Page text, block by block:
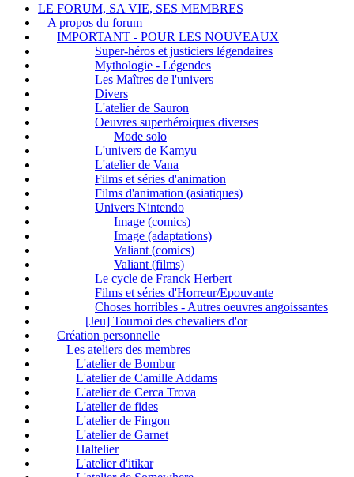
LE FORUM, SA VIE, SES MEMBRES
A propos du forum
IMPORTANT - POUR LES NOUVEAUX
Super-héros et justiciers légendaires
Mythologie - Légendes
Les Maîtres de l'univers
Divers
L'atelier de Sauron
Oeuvres superhéroiques diverses
Mode solo
L'univers de Kamyu
L'atelier de Vana
Films et séries d'animation
Films d'animation (asiatiques)
Univers Nintendo
Image (comics)
Image (adaptations)
Valiant (comics)
Valiant (films)
Le cycle de Franck Herbert
Films et séries d'Horreur/Epouvante
Choses horribles - Autres oeuvres angoissantes
[Jeu] Tournoi des chevaliers d'or
Création personnelle
Les ateliers des membres
L'atelier de Bombur
L'atelier de Camille Addams
L'atelier de Cerca Trova
L'atelier de fides
L'atelier de Fingon
L'atelier de Garnet
Haltelier
L'atelier d'itikar